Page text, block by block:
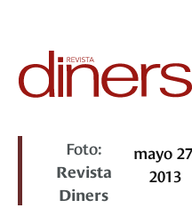
Foto:
Revista
Diners
mayo
2013